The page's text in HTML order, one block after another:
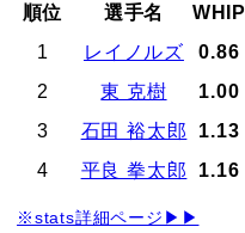
順位
選手名
WHIP
1
レイノルズ
0.86
2
東 克樹
1.00
3
石田 裕太郎
1.13
4
平良 拳太郎 1.16
※stats詳細ページ▶▶